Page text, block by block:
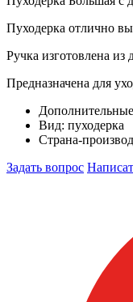
Пуходерка отлично
Ручка изготовлена
Предназначена для
Вид: пуходерка
Страна-
Задать вопрос